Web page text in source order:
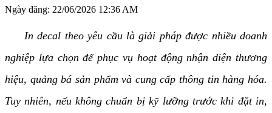
Ngày đăng: 22/06/2026 12:36 AM
In decal theo yêu cầu là giải pháp được nhiều doanh
nghiệp lựa chọn để phục vụ hoạt động nhận diện thương
hiệu, quảng bá sản phẩm và cung cấp thông tin hàng hóa.
Tuy nhiên, nếu không chuẩn bị kỹ lưỡng trước khi đặt in,